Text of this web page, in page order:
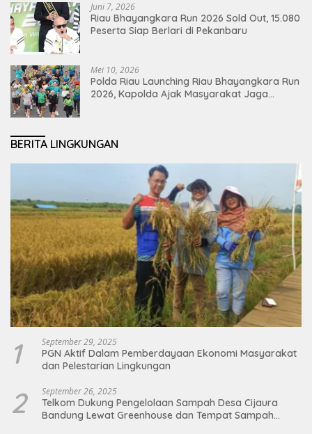
Juni 7, 2026
Riau Bhayangkara Run 2026 Sold Out, 15.080
Peserta Siap Berlari di Pekanbaru
Mei 10, 2026
Polda Riau Launching Riau Bhayangkara Run
2026, Kapolda Ajak Masyarakat Jaga
BERITA LINGKUNGAN
1 September 29, 2025
PGN Aktif Dalam Pemberdayaan Ekonomi Masyarakat
dan Pelestarian Lingkungan
2 September 26, 2025
Telkom Dukung Pengelolaan Sampah Desa Cijaura
Bandung Lewat Greenhouse dan Tempat Sampah